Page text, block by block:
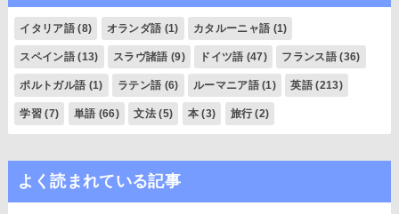
イタリア語 (8) オランダ語 (1) カタルーニャ語 (1)
スペイン語 (13) スラヴ諸語 (9) ドイツ語 (47) フランス語 (36)
ポルトガル語 (1) ラテン語 (6) ルーマニア語 (1) 英語 (213)
学習 (7) 単語 (66) 文法 (5) 本 (3) 旅行 (2)
よく読まれている記事